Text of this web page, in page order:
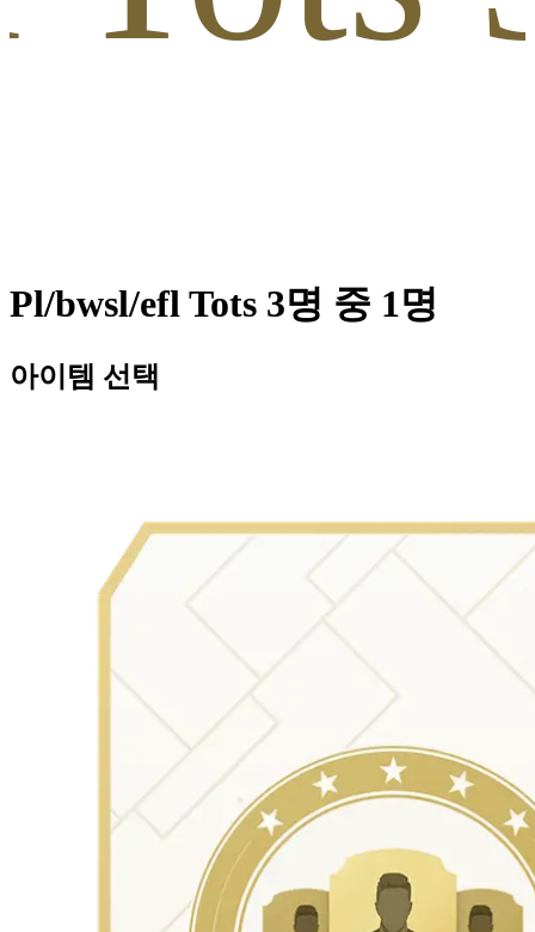
Pl/bwsl/efl Tots 3명 중 1명
아이템 선택